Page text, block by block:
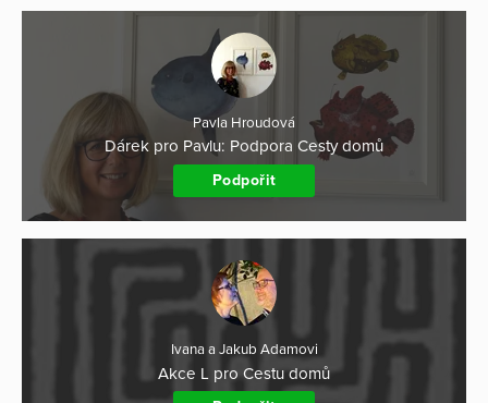
Pavla Hroudová
Dárek pro Pavlu: Podpora Cesty domů
Podpořit
Ivana a Jakub Adamovi
Akce L pro Cestu domů